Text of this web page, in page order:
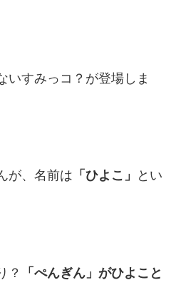
いすみっコ？が登場しま
が、名前は 「ひよこ」 とい
？ 「ぺんぎん」がひよこと